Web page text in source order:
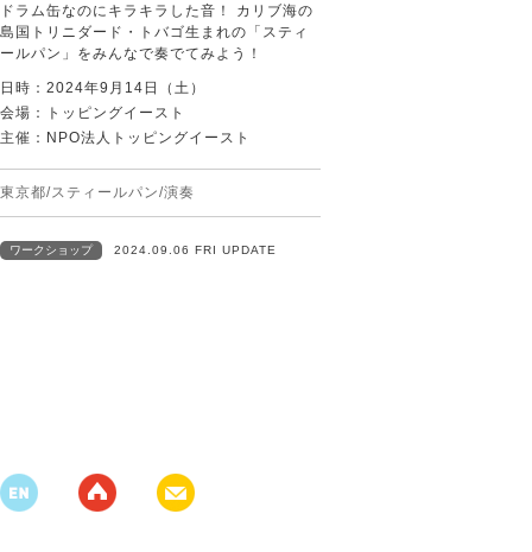
ドラム缶なのにキラキラした音！ カリブ海の
島国トリニダード・トバゴ生まれの「スティ
ールパン」をみんなで奏でてみよう！
日時：2024年9月14日（土）
会場：トッピングイースト
主催：NPO法人トッピングイースト
東京都/スティールパン/演奏
ワークショップ 2024.09.06 FRI UPDATE